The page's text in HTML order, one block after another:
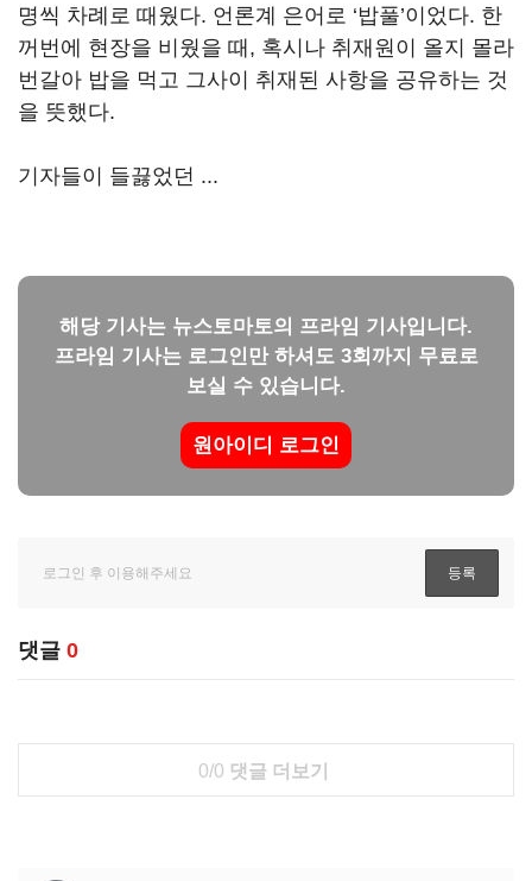
명씩 차례로 때웠다. 언론계 은어로 ‘밥풀’이었다. 한
꺼번에 현장을 비웠을 때, 혹시나 취재원이 올지 몰라
번갈아 밥을 먹고 그사이 취재된 사항을 공유하는 것
을 뜻했다.
기자들이 들끓었던 ...
해당 기사는 뉴스토마토의 프라임 기사입니다.
프라임 기사는 로그인만 하셔도 3회까지 무료로
보실 수 있습니다.
원아이디 로그인
댓글 0
0/0 댓글 더보기